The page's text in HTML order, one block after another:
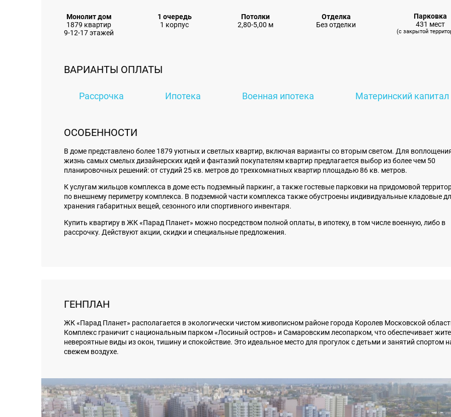
Монолит дом
1879 квартир
9-12-17 этажей
1 очередь
1 корпус
Потолки
2,80-5,00 м
Отделка
Без отделки
Парковка
431 мест
(с закрытой
ВАРИАНТЫ ОПЛАТЫ
Рассрочка Ипотека Военная ипотека Материнский капитал
ОСОБЕННОСТИ
В доме представлено более 1879 уютных и светлых квартир, включая варианты со вторым светом. Для
жизнь самых смелых дизайнерских идей и фантазий покупателям квартир предлагается выбор из более чем 50
планировочных решений: от студий 25 кв. метров до трехкомнатных квартир площадью 86 кв. метров.
К услугам жильцов комплекса в доме есть подземный паркинг, а также гостевые парковки на придомовой
по внешнему периметру комплекса. В подземной части комплекса также обустроены индивидуальные кладовые
хранения габаритных вещей, сезонного или спортивного инвентаря.
Купить квартиру в ЖК «Парад Планет» можно посредством полной оплаты, в ипотеку, в том числе военную, либо в
рассрочку. Действуют акции, скидки и специальные предложения.
ГЕНПЛАН
ЖК «Парад Планет» располагается в экологически чистом живописном районе города Королев Московской
Комплекс граничит с национальным парком «Лосиный остров» и Самаровским лесопарком, что обеспечивает
невероятные виды из окон, тишину и спокойствие. Это идеальное место для прогулок с детьми и занятий спортом
свежем воздухе.